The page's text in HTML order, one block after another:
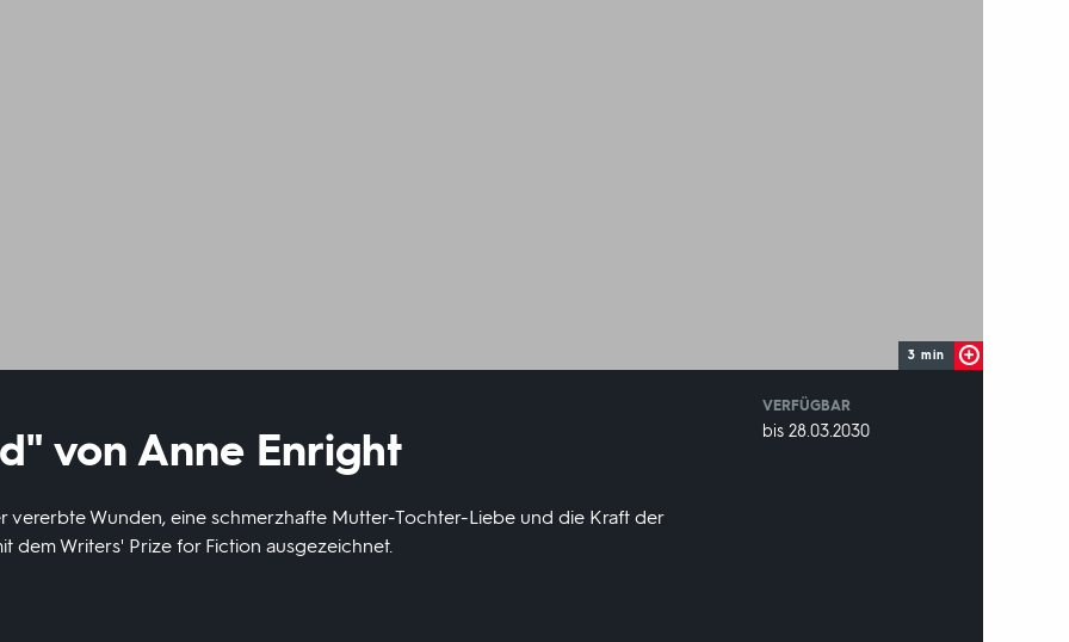
3 min
von Anne Enright
vererbte Wunden, eine schmerzhafte Mutter-Tochter-Liebe und die Kraft der
dem Writers' Prize for Fiction ausgezeichnet.
VERFÜGBAR
weltweit
VERFÜGBAR
bis 28.03.2030